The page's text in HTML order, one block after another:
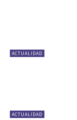
ACTUALIDAD
ACTUALIDAD